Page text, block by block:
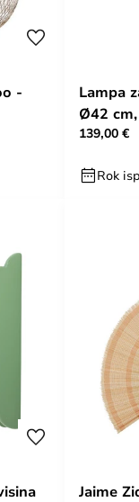
-
Lampa
Ø42
139,00 €
Rok
Jaime